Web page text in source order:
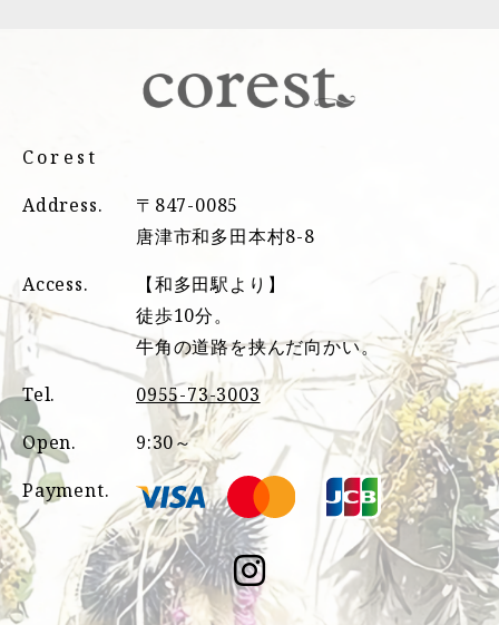
Corest
Address.
〒847-0085
唐津市和多田本村8-8
Access.
【和多田駅より】
徒歩10分。
牛角の道路を挟んだ向かい。
Tel.
0955-73-3003
Open.
9:30～
Payment.